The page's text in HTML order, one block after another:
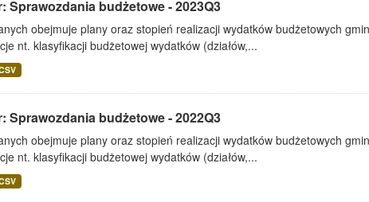
Sprawozdania budżetowe - 2023Q3
obejmuje plany oraz stopień realizacji wydatków budżetowych
nt. klasyfikacji budżetowej wydatków (działów,...
Sprawozdania budżetowe - 2022Q3
obejmuje plany oraz stopień realizacji wydatków budżetowych
nt. klasyfikacji budżetowej wydatków (działów,...